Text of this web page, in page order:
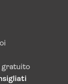
gratuito